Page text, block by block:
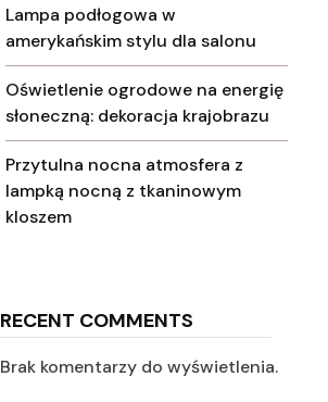
Lampa podłogowa w
amerykańskim stylu dla salonu
Oświetlenie ogrodowe na energię
słoneczną: dekoracja krajobrazu
Przytulna nocna atmosfera z
lampką nocną z tkaninowym
kloszem
RECENT COMMENTS
Brak komentarzy do wyświetlenia.